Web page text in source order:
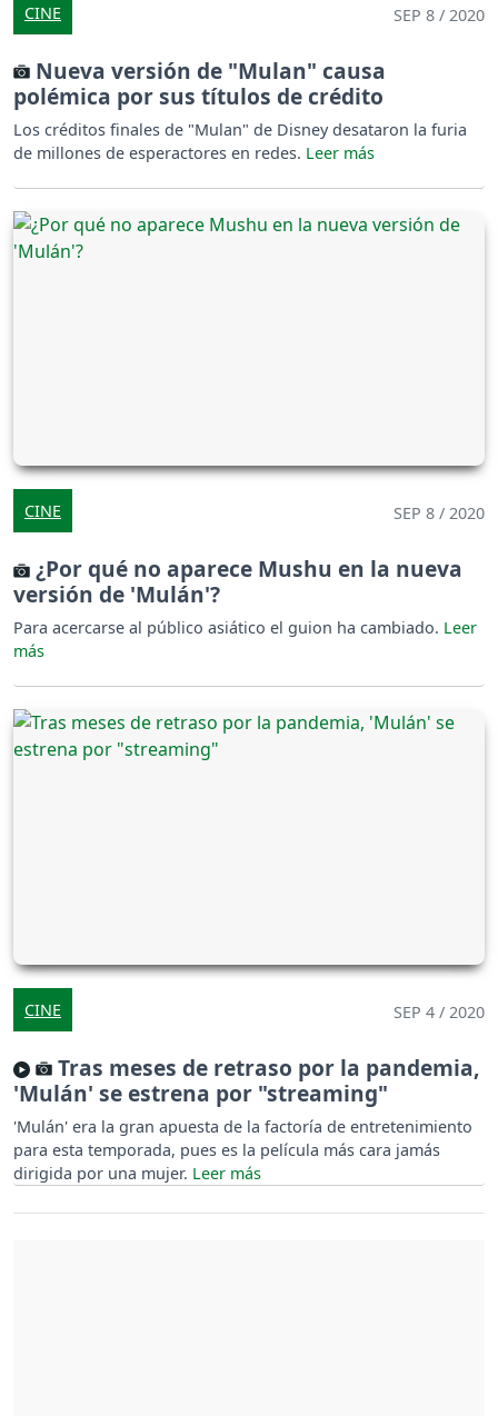
CINE SEP 8 / 2020
Nueva versión de "Mulan" causa
polémica por sus títulos de crédito
Los créditos finales de "Mulan" de Disney desataron la furia
de millones de esperactores en redes.
CINE SEP 8 / 2020
¿Por qué no aparece Mushu en la nueva
versión de 'Mulán'?
Para acercarse al público asiático el guion ha cambiado.
CINE SEP 4 / 2020
Tras meses de retraso por la pandemia,
'Mulán' se estrena por "streaming"
'Mulán' era la gran apuesta de la factoría de entretenimiento
para esta temporada, pues es la película más cara jamás
dirigida por una mujer.